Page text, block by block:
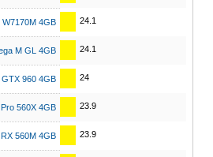
W7170M 4GB 24.1
M GL 4GB 24.1
960 4GB 24
560X 4GB 23.9
560M 4GB 23.9